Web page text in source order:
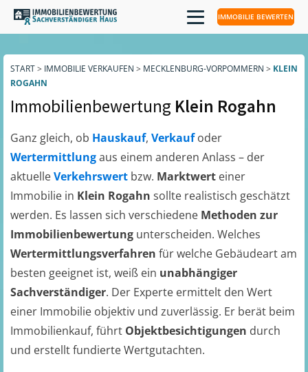
IMMOBILIE BEWERTEN
START> IMMOBILIE VERKAUFEN > MECKLENBURG-VORPOMMERN > KLEIN
ROGAHN
Immobilienbewertung Klein Rogahn
Ganz gleich, ob Hauskauf, Verkaufoder
Wertermittlungaus einem anderen Anlass – der
aktuelleVerkehrswert bzw. Marktwert einer
Immobilie in Klein Rogahn sollte realistisch geschätzt
werden. Es lassen sich verschiedene Methoden zur
Immobilienbewertung unterscheiden. Welches
Wertermittlungsverfahren für welche Gebäudeart am
besten geeignet ist, weiß ein unabhängiger
Sachverständiger. Der Experte ermittelt den Wert
einer Immobilie objektiv und zuverlässig. Er berät beim
Immobilienkauf, führt Objektbesichtigungen durch
und erstellt fundierte Wertgutachten.